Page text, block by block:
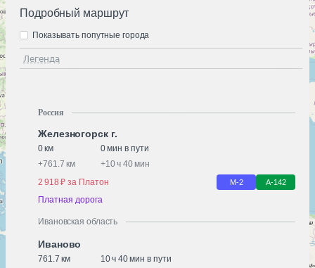
Подробный маршрут
Легенда
Показывать попутные города
Россия
Железногорск г.
0 км
0 мин в пути
+761.7 км +10 ч 40 мин
2 918 ₽ за Платон
М-2 А-142
Платная дорога
Ивановская область
Иваново
761.7 км 10 ч 40 мин в пути